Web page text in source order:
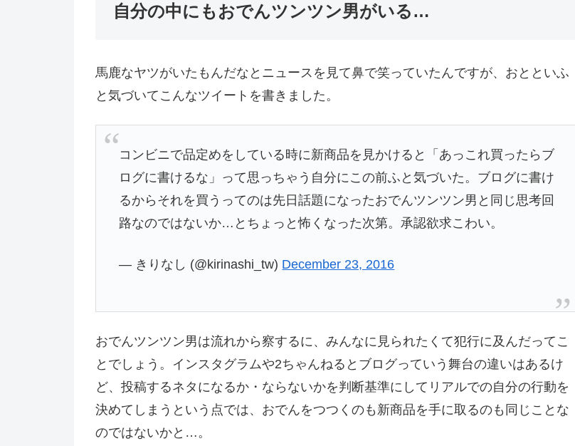
自分の中にもおでんツンツン男がいる…
馬鹿なヤツがいたもんだなとニュースを見て鼻で笑っていたんですが、おとといふ
と気づいてこんなツイートを書きました。
コンビニで品定めをしている時に新商品を見かけると「あっこれ買ったらブ
ログに書けるな」って思っちゃう自分にこの前ふと気づいた。ブログに書け
るからそれを買うってのは先日話題になったおでんツンツン男と同じ思考回
路なのではないか…とちょっと怖くなった次第。承認欲求こわい。
— きりなし (@kirinashi_tw) December 23, 2016
おでんツンツン男は流れから察するに、みんなに見られたくて犯行に及んだってこ
とでしょう。インスタグラムや2ちゃんねるとブログっていう舞台の違いはあるけ
ど、投稿するネタになるか・ならないかを判断基準にしてリアルでの自分の行動を
決めてしまうという点では、おでんをつつくのも新商品を手に取るのも同じことな
のではないかと…。